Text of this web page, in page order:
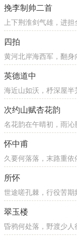
挽李制帅二首
上下荆淮剑气雄，进
四拍
黄河北岸海西军，翻
英德道中
海近山如沃，杼深屋
次约山赋杏花韵
名花韵在午晴初，雨
怀中甫
久要何落落，末路重
所怀
世途嗟孔棘，行役苦
翠玉楼
昏鸦何处落，野渡少